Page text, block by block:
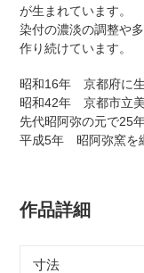
が生まれています。
染付の濃淡の調整や
作り続けています。
昭和16年 京都府に
昭和42年 京都市立
先代昭阿弥の元で25
平成5年 昭阿弥窯を
作品詳細
寸法